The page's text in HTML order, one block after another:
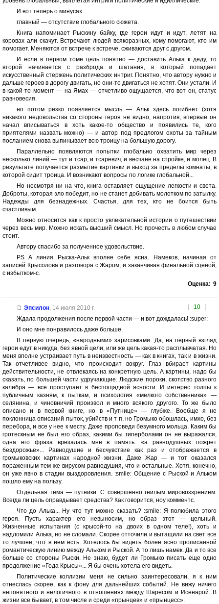
И вот теперь о минусах:
главный — отсутствие глобального сюжета.
Книга напоминает Рыскину байку, где герои идут и идут, летят на
коровах али скачут. Встречают людей всякоразных, кому помогают, кто им
помогает. Меняются от встрече к встрече, сживаются друг с другом.
И если в первом томе цель понятно — доставить Алька к деду, то
второй начинается с разброда и шатания, в который попадает
искусственный стержень политических интриг. Понятно, что автору нужно и
дальше героев в дорогу двигать, но они-то двигаться не хотят. Они устали. И
в какой-то момент — на Ямах — отчетливо ощущается, что вот он, статус
равновесия.
но потом резко появляется мысль — Альк здесь погибнет (хотя
никакого недовольства со стороны героя не видно, напротив, впервые он
начал вписываться в хоть какое-то общество и появились те, кого
приятелями назвать можно) — и автор под предлогом охоты за тайным
посланием снова выпинывает всю троицу на большую дорогу.
Параллельно появляются попытки глобально охватить мир через
несколько линий — тут и тсар, и тсаревич, и весчане на стройке, и молец. В
результате получается размытие картинки и выход за пределы комнаты, в
которой сидит троица. И возникают вопросы по логике глобальной...
Но несмотря ни на что, книга оставляет ощущение легкости и света.
Доброты, которая зло победит, но не станет добивать молотком по затылку.
Надежды для безнадежных. Счастья, для тех, кто не боится быть
счастливым.
Можно относится как к просто увлекательной истории о путешествии
через весь мир. Можно искать высший смысл. Но прочесть в любом случае
стоит.
Автору спасибо за полученное удовольствие.
PS А линия Рыска-Альк вполне себе ясна. Намеков, начиная от
записей Крысолова и разговора с Жаром, и заканчивая финальной сценой,
с избытком-с.
Оценка: 9
[ 10 ]
Эпсилон, 14 июля 2010 г.
Ждала продолжения после первой части — и вот дождалась! :super:
И оно мне понравилось даже больше.
В первую очередь, «народными» зарисовками. Да, на первый взгляд
герои едут в никуда, без явной цели, или же цель какая-то расплывчатая. Но
меня вполне устраивает путь в неизвестность — как в книгах, так и в жизни.
Так отчетливее видно, что происходит вокруг. Глаз вбирает картины
действительности, не отвлекаясь на конкретную цель. А картины, надо бы
сказать, по большей части удручающие. Людские пороки, скотство разного
калибра — все проступает в беспощадной ясности. И интерес толпы к
публичным казням, к пыткам, и психология «мелкого собственника» —
селянина, и чиновничий произвол и много всякого другого. То же было
описано и в первой книге, но в «Путнице» — глубже. Вообще я не
поклонница описаний пыток, убийств и т п, но Громыко обошлась, имхо, без
перебора, и все у нее к месту. Даже проповеди безумного мольца. Каким бы
гротескным не был его образ, какими бы гиперболами он не выражался,
одна его фраза врезалась мне в память: «а равнодушных пожрет
бездорожье»... Равнодушие и бесчувствие как раз и отображается в
громыковских картинах народной жизни. Даже Жар — и тот оказался
пораженным тем же вирусом равнодушия, что и остальные. Хотя, конечно,
он уже явно в стадии выздоровления. :smile: Общение с Рыской и Альком
пошло ему на пользу.
Отдельная тема — путники. С совершенно гнилым мировоззрением.
Всегда ли цель оправдывает средства? Как говорится, ноу комментс.
Что до Алька... Ну что тут можно сказать? :smile: Я полюбила этого
героя. Пусть характер его невыносим, но образ этот — цельный.
Жизненные испытания (с крысой-то на двоих в одном теле!), хоть и
надломили Алька, но не сломали. Скорее отточили и вытащили на свет все
то лучшее, что в нем есть. Хотелось бы видеть более ясно прописанной
романтическую линию между Альком и Рыской. А то лишь намек. Да и то все
больше со стороны Рыски. Не знаю, будет ли Громыко писать еще одно
продолжение «Года Крысы»... Я бы очень хотела его видеть.
Политические коллизии меня не сильно заинтересовали, я к ним
отнеслась скорее, как к фону для дальнейших событий. Не вижу ничего
непонятного и нелогичного в отношениях между Шаресом и Исенарой. В
жизни все бывает, в том числе и среди «прынцев» и «прынцесс».